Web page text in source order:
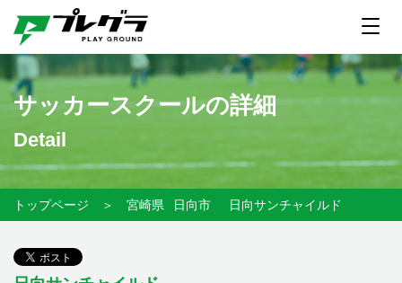
サッカースクールの詳細
Detail
トップページ ＞ 宮崎県 日向市 日向サンチャイルド